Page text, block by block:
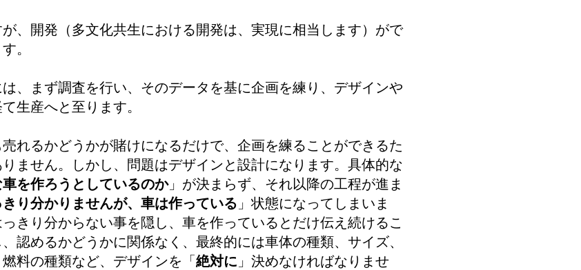
が、開発（多文化共生における開発は、実現に相当します）がで
。
、まず調査を行い、そのデータを基に企画を練り、デザインや
生産へと至ります。
れるかどうかが賭けになるだけで、企画を練ることができるた
ません。しかし、問題はデザインと設計になります。具体的な
車を作ろうとしているのか」が決まらず、それ以降の工程が進ま
り分かりませんが、車は作っている 」状態になってしまいま
きり分からない事を隠し、車を作っているとだけ伝え続けるこ
認めるかどうかに関係なく、最終的には車体の種類、サイズ、
料の種類など、デザインを「絶対に 」決めなければなりませ